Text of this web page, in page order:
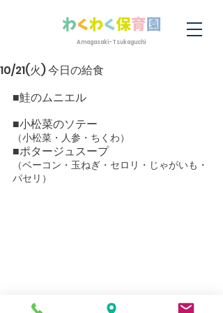
Amagasaki-Tsukaguchi
10/21(火) 今日の給食
■鮭のムニエル
■小松菜のソテー
（小松菜・人参・ちくわ）
■ポタージュスープ
（ベーコン・玉ねぎ・セロリ・じゃがいも・
パセリ）